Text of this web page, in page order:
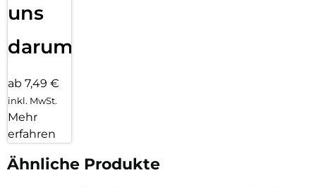
uns
darum!
ab 7,49 €
inkl. MwSt.
Mehr
erfahren
Ähnliche Produkte